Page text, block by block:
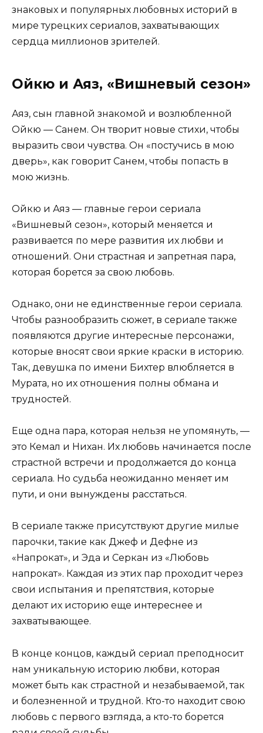
знаковых и популярных любовных историй в
мире турецких сериалов, захватывающих
сердца миллионов зрителей.
Ойкю и Аяз, «Вишневый сезон»
Аяз, сын главной знакомой и возлюбленной
Ойкю — Санем. Он творит новые стихи, чтобы
выразить свои чувства. Он «постучись в мою
дверь», как говорит Санем, чтобы попасть в
мою жизнь.
Ойкю и Аяз — главные герои сериала
«Вишневый сезон», который меняется и
развивается по мере развития их любви и
отношений. Они страстная и запретная пара,
которая борется за свою любовь.
Однако, они не единственные герои сериала.
Чтобы разнообразить сюжет, в сериале также
появляются другие интересные персонажи,
которые вносят свои яркие краски в историю.
Так, девушка по имени Бихтер влюбляется в
Мурата, но их отношения полны обмана и
трудностей.
Еще одна пара, которая нельзя не упомянуть, —
это Кемал и Нихан. Их любовь начинается после
страстной встречи и продолжается до конца
сериала. Но судьба неожиданно меняет им
пути, и они вынуждены расстаться.
В сериале также присутствуют другие милые
парочки, такие как Джеф и Дефне из
«Напрокат», и Эда и Серкан из «Любовь
напрокат». Каждая из этих пар проходит через
свои испытания и препятствия, которые
делают их историю еще интереснее и
захватывающее.
В конце концов, каждый сериал преподносит
нам уникальную историю любви, которая
может быть как страстной и незабываемой, так
и болезненной и трудной. Кто-то находит свою
любовь с первого взгляда, а кто-то борется